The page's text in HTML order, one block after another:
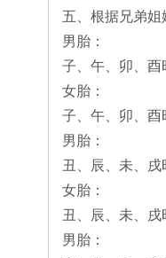
五、根据兄弟姐
男胎：
子、午、卯、酉
女胎：
子、午、卯、酉
男胎：
丑、辰、未、戌
女胎：
丑、辰、未、戌
男胎：